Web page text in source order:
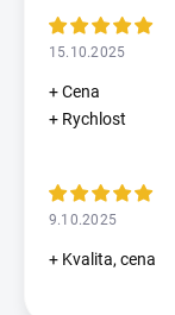
15.10.2025
+ Cena
+ Rychlost
9.10.2025
+ Kvalita, cena